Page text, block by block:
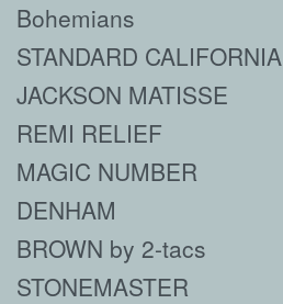
Bohemians
STANDARD CALIFORNIA
JACKSON MATISSE
REMI RELIEF
MAGIC NUMBER
DENHAM
BROWN by 2-tacs
STONEMASTER